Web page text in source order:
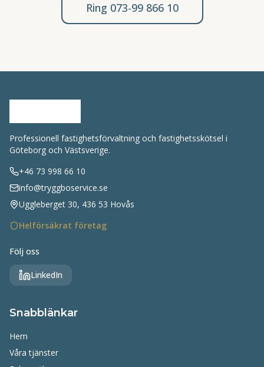
Ring 073-99 866 10
Professionell fastighetsförvaltning och fastighetsskötsel i
Göteborg och Västsverige.
+46 73 998 66 10
info@tryggboservice.se
Uggleberget 30, 436 53 Hovås
Helförsäkrat företag
Följ oss
LinkedIn
Snabblänkar
Hem
Våra tjänster